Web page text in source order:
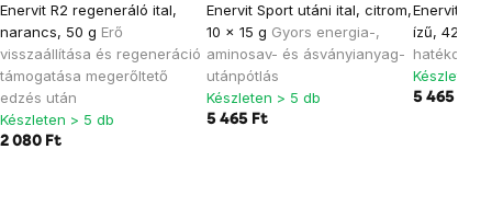
Enervit R2 regeneráló ital,
narancs, 50 g Erő
visszaállítása és regeneráció
támogatása megerőltető
edzés után
Készleten > 5 db
2 080 Ft
Enervit Sport utáni ital, citrom,
10 x 15 g Gyors energia-,
aminosav- és ásványianyag-
utánpótlás
Készleten > 5 db
5 465 Ft
Enervit
ízű, 420 g
hatékony
Készleten
5 465 Ft